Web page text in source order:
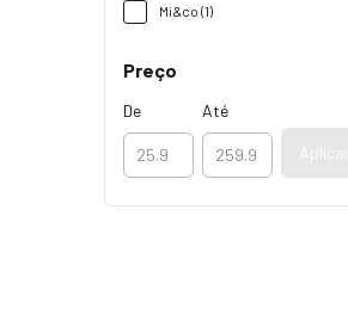
Mi&co (1)
Preço
De Até
Aplicar